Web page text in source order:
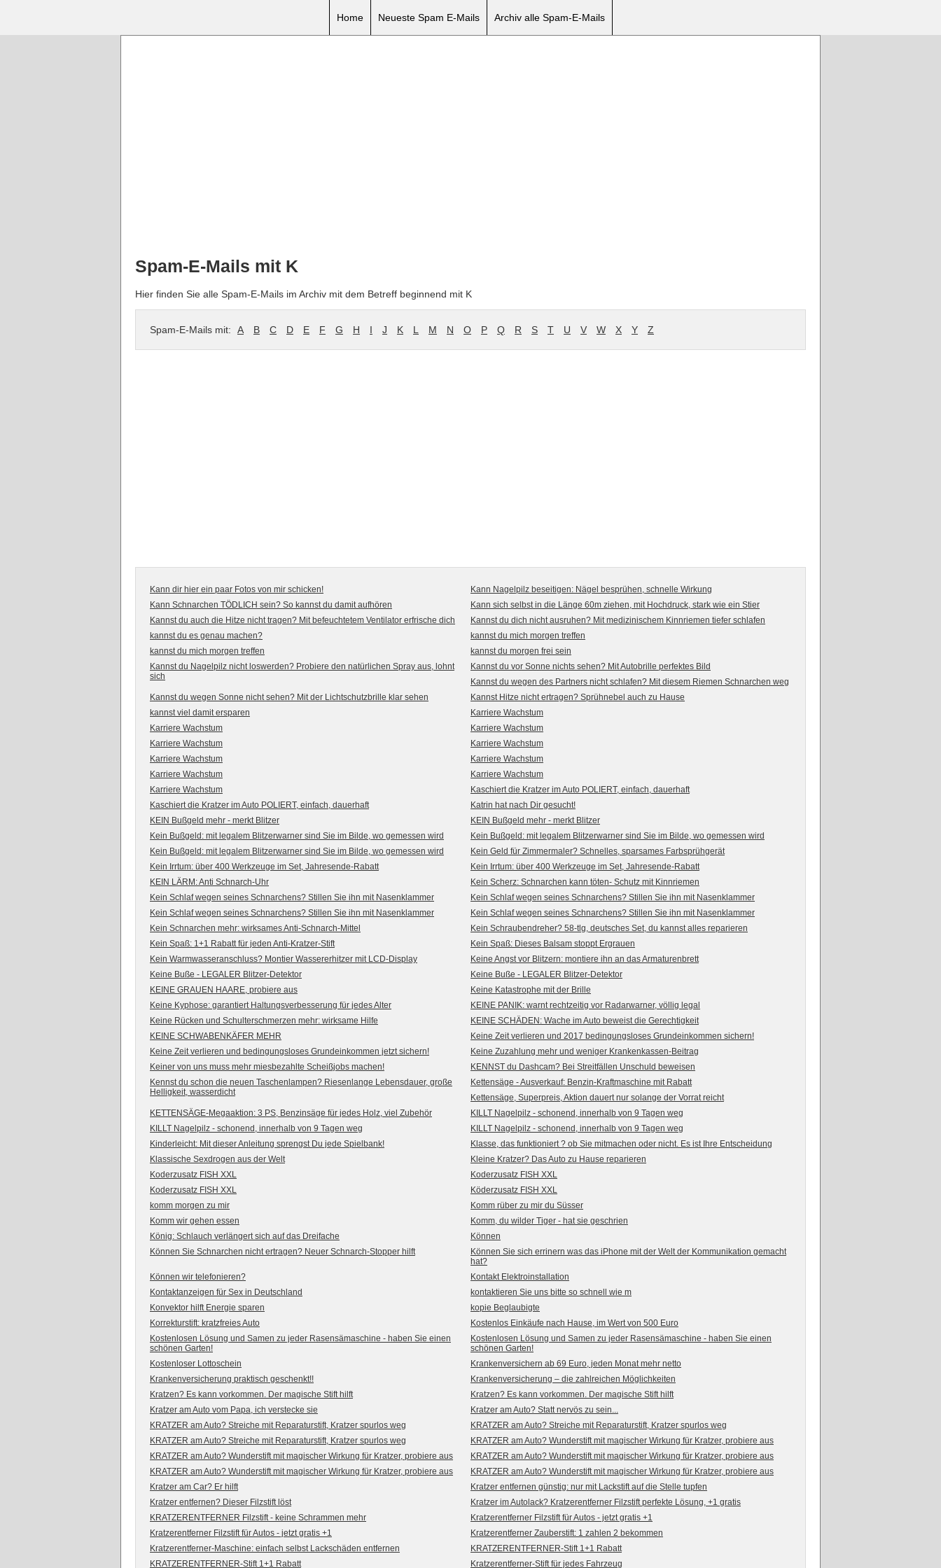
Home Neueste Spam E-Mails Archiv alle Spam-E-Mails
Spam-E-Mails mit K
Hier finden Sie alle Spam-E-Mails im Archiv mit dem Betreff beginnend mit K
Spam-E-Mails mit: A B C D E F G H I J K L M N O P Q R S T U V W X Y Z
Kann dir hier ein paar Fotos von mir schicken!
Kann Nagelpilz beseitigen: Nägel besprühen, schnelle Wirkung
Kann Schnarchen TÖDLICH sein? So kannst du damit aufhören
Kann sich selbst in die Länge 60m ziehen, mit Hochdruck, stark wie ein Stier
Kannst du auch die Hitze nicht tragen? Mit befeuchtetem Ventilator erfrische dich
Kannst du dich nicht ausruhen? Mit medizinischem Kinnriemen tiefer schlafen
kannst du es genau machen?
kannst du mich morgen treffen
kannst du mich morgen treffen
kannst du morgen frei sein
Kannst du Nagelpilz nicht loswerden? Probiere den natürlichen Spray aus, lohnt
sich
Kannst du vor Sonne nichts sehen? Mit Autobrille perfektes Bild
Kannst du wegen des Partners nicht schlafen? Mit diesem Riemen Schnarchen weg
Kannst du wegen Sonne nicht sehen? Mit der Lichtschutzbrille klar sehen
Kannst Hitze nicht ertragen? Sprühnebel auch zu Hause
kannst viel damit ersparen
Karriere Wachstum
Karriere Wachstum
Karriere Wachstum
Karriere Wachstum
Karriere Wachstum
Karriere Wachstum
Karriere Wachstum
Karriere Wachstum
Karriere Wachstum
Karriere Wachstum
Kaschiert die Kratzer im Auto POLIERT, einfach, dauerhaft
Kaschiert die Kratzer im Auto POLIERT, einfach, dauerhaft
Katrin hat nach Dir gesucht!
KEIN Bußgeld mehr - merkt Blitzer
KEIN Bußgeld mehr - merkt Blitzer
Kein Bußgeld: mit legalem Blitzerwarner sind Sie im Bilde, wo gemessen wird
Kein Bußgeld: mit legalem Blitzerwarner sind Sie im Bilde, wo gemessen wird
Kein Bußgeld: mit legalem Blitzerwarner sind Sie im Bilde, wo gemessen wird
Kein Geld für Zimmermaler? Schnelles, sparsames Farbsprühgerät
Kein Irrtum: über 400 Werkzeuge im Set, Jahresende-Rabatt
Kein Irrtum: über 400 Werkzeuge im Set, Jahresende-Rabatt
KEIN LÄRM: Anti Schnarch-Uhr
Kein Scherz: Schnarchen kann töten- Schutz mit Kinnriemen
Kein Schlaf wegen seines Schnarchens? Stillen Sie ihn mit Nasenklammer
Kein Schlaf wegen seines Schnarchens? Stillen Sie ihn mit Nasenklammer
Kein Schlaf wegen seines Schnarchens? Stillen Sie ihn mit Nasenklammer
Kein Schlaf wegen seines Schnarchens? Stillen Sie ihn mit Nasenklammer
Kein Schnarchen mehr: wirksames Anti-Schnarch-Mittel
Kein Schraubendreher? 58-tlg, deutsches Set, du kannst alles reparieren
Kein Spaß: 1+1 Rabatt für jeden Anti-Kratzer-Stift
Kein Spaß: Dieses Balsam stoppt Ergrauen
Kein Warmwasseranschluss? Montier Wassererhitzer mit LCD-Display
Keine Angst vor Blitzern: montiere ihn an das Armaturenbrett
Keine Buße - LEGALER Blitzer-Detektor
Keine Buße - LEGALER Blitzer-Detektor
KEINE GRAUEN HAARE, probiere aus
Keine Katastrophe mit der Brille
Keine Kyphose: garantiert Haltungsverbesserung für jedes Alter
KEINE PANIK: warnt rechtzeitig vor Radarwarner, völlig legal
Keine Rücken und Schulterschmerzen mehr: wirksame Hilfe
KEINE SCHÄDEN: Wache im Auto beweist die Gerechtigkeit
KEINE SCHWABENKÄFER MEHR
Keine Zeit verlieren und 2017 bedingungsloses Grundeinkommen sichern!
Keine Zeit verlieren und bedingungsloses Grundeinkommen jetzt sichern!
Keine Zuzahlung mehr und weniger Krankenkassen-Beitrag
Keiner von uns muss mehr miesbezahlte Scheißjobs machen!
KENNST du Dashcam? Bei Streitfällen Unschuld beweisen
Kennst du schon die neuen Taschenlampen? Riesenlange Lebensdauer, große
Helligkeit, wasserdicht
Kettensäge - Ausverkauf: Benzin-Kraftmaschine mit Rabatt
Kettensäge, Superpreis, Aktion dauert nur solange der Vorrat reicht
KETTENSÄGE-Megaaktion: 3 PS, Benzinsäge für jedes Holz, viel Zubehör
KILLT Nagelpilz - schonend, innerhalb von 9 Tagen weg
KILLT Nagelpilz - schonend, innerhalb von 9 Tagen weg
KILLT Nagelpilz - schonend, innerhalb von 9 Tagen weg
Kinderleicht: Mit dieser Anleitung sprengst Du jede Spielbank!
Klasse, das funktioniert ? ob Sie mitmachen oder nicht. Es ist Ihre Entscheidung
Klassische Sexdrogen aus der Welt
Kleine Kratzer? Das Auto zu Hause reparieren
Koderzusatz FISH XXL
Koderzusatz FISH XXL
Koderzusatz FISH XXL
Köderzusatz FISH XXL
komm morgen zu mir
Komm rüber zu mir du Süsser
Komm wir gehen essen
Komm, du wilder Tiger - hat sie geschrien
König: Schlauch verlängert sich auf das Dreifache
Können
Können Sie Schnarchen nicht ertragen? Neuer Schnarch-Stopper hilft
Können Sie sich errinern was das iPhone mit der Welt der Kommunikation gemacht
hat?
Können wir telefonieren?
Kontakt Elektroinstallation
Kontaktanzeigen für Sex in Deutschland
kontaktieren Sie uns bitte so schnell wie m
Konvektor hilft Energie sparen
kopie Beglaubigte
Korrekturstift: kratzfreies Auto
Kostenlos Einkäufe nach Hause, im Wert von 500 Euro
Kostenlosen Lösung und Samen zu jeder Rasensämaschine - haben Sie einen
schönen Garten!
Kostenlosen Lösung und Samen zu jeder Rasensämaschine - haben Sie einen
schönen Garten!
Kostenloser Lottoschein
Krankenversichern ab 69 Euro, jeden Monat mehr netto
Krankenversicherung praktisch geschenkt!!
Krankenversicherung – die zahlreichen Möglichkeiten
Kratzen? Es kann vorkommen. Der magische Stift hilft
Kratzen? Es kann vorkommen. Der magische Stift hilft
Kratzer am Auto vom Papa, ich verstecke sie
Kratzer am Auto? Statt nervös zu sein...
KRATZER am Auto? Streiche mit Reparaturstift, Kratzer spurlos weg
KRATZER am Auto? Streiche mit Reparaturstift, Kratzer spurlos weg
KRATZER am Auto? Streiche mit Reparaturstift, Kratzer spurlos weg
KRATZER am Auto? Wunderstift mit magischer Wirkung für Kratzer, probiere aus
KRATZER am Auto? Wunderstift mit magischer Wirkung für Kratzer, probiere aus
KRATZER am Auto? Wunderstift mit magischer Wirkung für Kratzer, probiere aus
KRATZER am Auto? Wunderstift mit magischer Wirkung für Kratzer, probiere aus
KRATZER am Auto? Wunderstift mit magischer Wirkung für Kratzer, probiere aus
Kratzer am Car? Er hilft
Kratzer entfernen günstig: nur mit Lackstift auf die Stelle tupfen
Kratzer entfernen? Dieser Filzstift löst
Kratzer im Autolack? Kratzerentferner Filzstift perfekte Lösung, +1 gratis
KRATZERENTFERNER Filzstift - keine Schrammen mehr
Kratzerentferner Filzstift für Autos - jetzt gratis +1
Kratzerentferner Filzstift für Autos - jetzt gratis +1
Kratzerentferner Zauberstift: 1 zahlen 2 bekommen
Kratzerentferner-Maschine: einfach selbst Lackschäden entfernen
KRATZERENTFERNER-Stift 1+1 Rabatt
KRATZERENTFERNER-Stift 1+1 Rabatt
Kratzerentferner-Stift für jedes Fahrzeug